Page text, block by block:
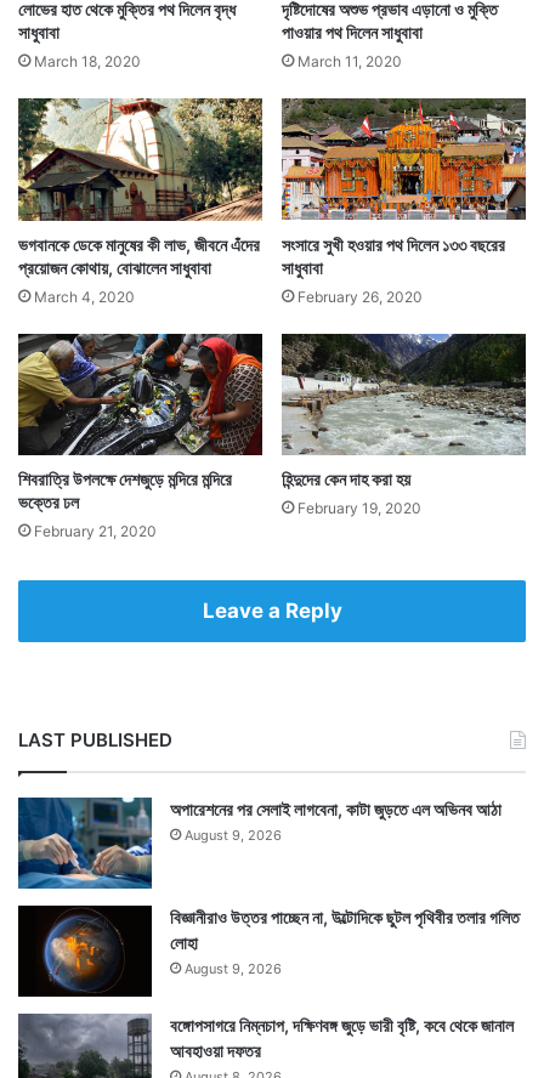
লোভের হাত থেকে মুক্তির পথ দিলেন বৃদ্ধ
সাধুবাবা
March 18, 2020
দৃষ্টিদোষের অশুভ প্রভাব এড়ানো ও মুক্তি
পাওয়ার পথ দিলেন সাধুবাবা
March 11, 2020
ভগবানকে ডেকে মানুষের কী লাভ, জীবনে এঁদের
প্রয়োজন কোথায়, বোঝালেন সাধুবাবা
March 4, 2020
সংসারে সুখী হওয়ার পথ দিলেন ১৩৩ বছরের
সাধুবাবা
February 26, 2020
শিবরাত্রি উপলক্ষে দেশজুড়ে মন্দিরে মন্দিরে
ভক্তের ঢল
February 21, 2020
হিন্দুদের কেন দাহ করা হয়
February 19, 2020
Leave a Reply
LAST PUBLISHED
অপারেশনের পর সেলাই লাগবেনা, কাটা জুড়তে এল অভিনব আঠা
August 9, 2026
বিজ্ঞানীরাও উত্তর পাচ্ছেন না, উল্টোদিকে ছুটল পৃথিবীর তলার গলিত
লোহা
August 9, 2026
বঙ্গোপসাগরে নিম্নচাপ, দক্ষিণবঙ্গ জুড়ে ভারী বৃষ্টি, কবে থেকে জানাল
আবহাওয়া দফতর